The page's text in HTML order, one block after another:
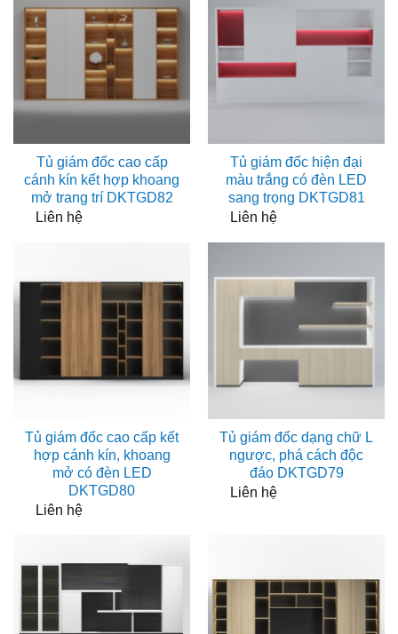
Tủ giám đốc cao cấp
cánh kín kết hợp khoang
mở trang trí DKTGD82
Liên hệ
Tủ giám đốc hiện đại
màu trắng có đèn LED
sang trọng DKTGD81
Liên hệ
Tủ giám đốc cao cấp kết
hợp cánh kín, khoang
mở có đèn LED
DKTGD80
Liên hệ
Tủ giám đốc dạng chữ L
ngược, phá cách độc
đáo DKTGD79
Liên hệ